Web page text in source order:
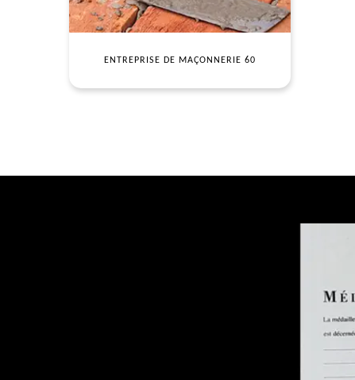
ENTREPRISE DE MAÇONNERIE 60